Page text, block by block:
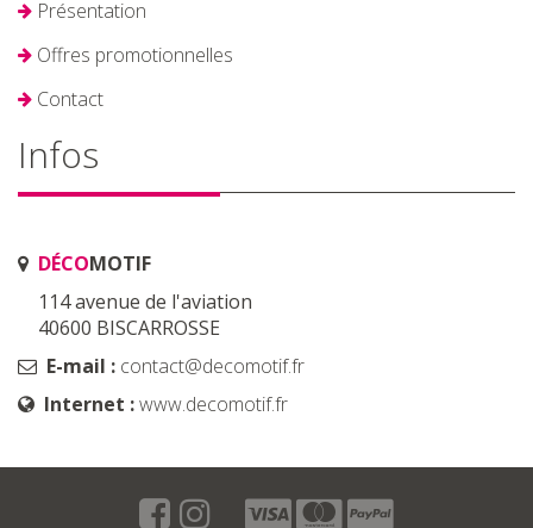
Présentation
Offres promotionnelles
Contact
Infos
DÉCOMOTIF
114 avenue de l'aviation
40600 BISCARROSSE
E-mail : contact@decomotif.fr
Internet :www.decomotif.fr